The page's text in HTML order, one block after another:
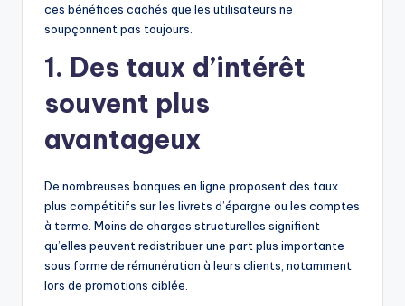
ces bénéfices cachés que les utilisateurs ne
soupçonnent pas toujours.
1. Des taux d’intérêt
souvent plus
avantageux
De nombreuses banques en ligne proposent des taux
plus compétitifs sur les livrets d’épargne ou les comptes
à terme. Moins de charges structurelles signifient
qu’elles peuvent redistribuer une part plus importante
sous forme de rémunération à leurs clients, notamment
lors de promotions ciblée.